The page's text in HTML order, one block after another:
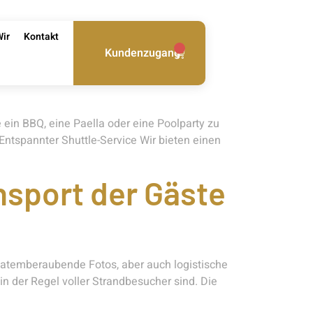
Kontakt
Kundenzugang
für
BBQ, eine Paella oder eine Poolparty zu
Shuttle-Service Wir bieten einen
der Gäste
Fotos, aber auch logistische
der Regel voller Strandbesucher sind. Die